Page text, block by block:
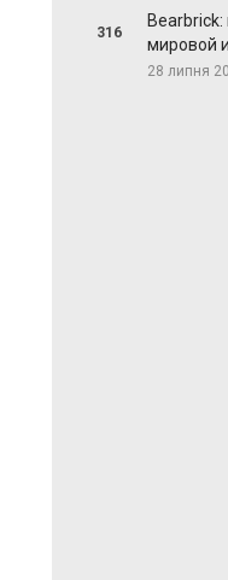
316
мировой
28 липня